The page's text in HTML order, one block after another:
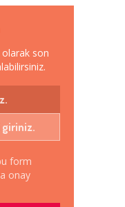
son
form
onay